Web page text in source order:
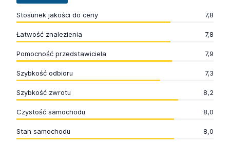
Stosunek jakości do ceny 7,8
Łatwość znalezienia 7,8
Pomocność przedstawiciela 7,9
Szybkość odbioru 7,3
Szybkość zwrotu 8,2
Czystość samochodu 8,0
Stan samochodu 8,0